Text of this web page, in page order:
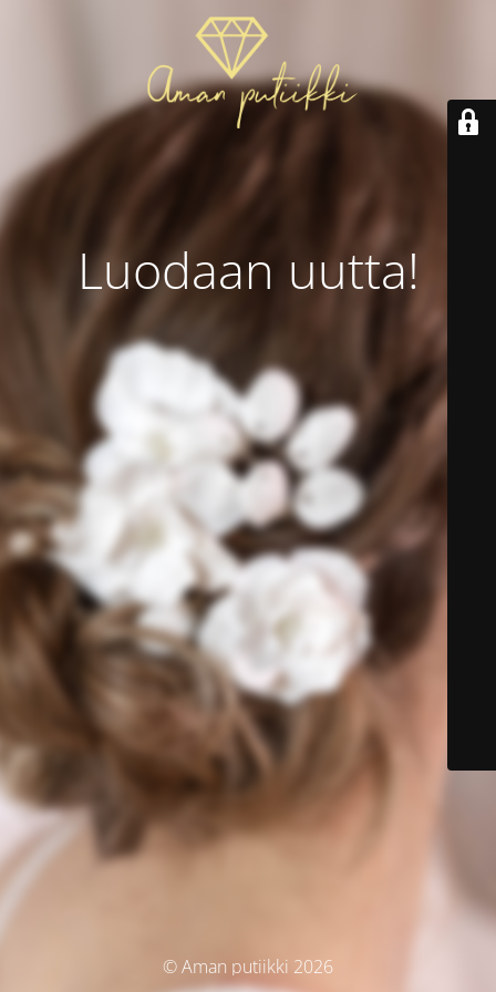
Luodaan uutta!
© Aman putiikki 2026